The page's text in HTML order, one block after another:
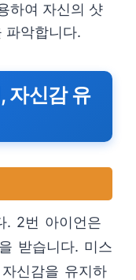
하여 자신의 샷
파악합니다.
자신감 유
. 2번 아이언은
받습니다. 미스
신감을 유지하